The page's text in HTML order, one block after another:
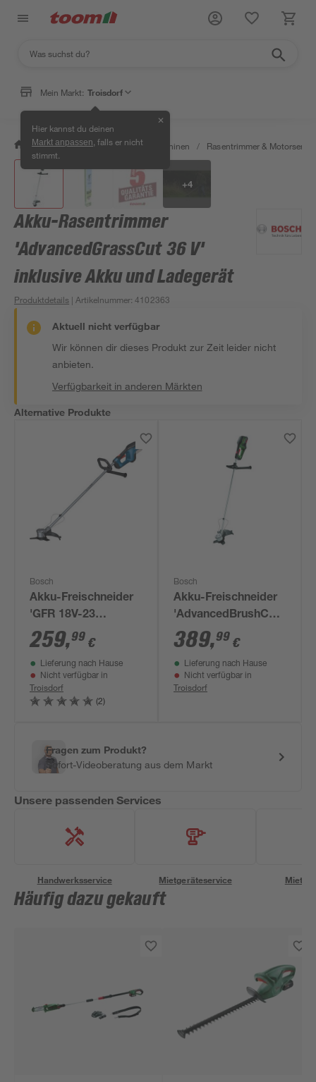
Mein Markt: Troisdorf
Hier kannst du deinen
Markt anpassen , falls er nicht
stimmt.
✕
/ Garten & Freizeit / Gartenmaschinen / Rasentrimmer &
+4
Akku-Rasentrimmer
'AdvancedGrassCut 36 V'
inklusive Akku und Ladegerät
Produktdetails | Artikelnummer:4102363
Aktuell nicht verfügbar
Wir können dir dieses Produkt zur Zeit leider nicht
anbieten.
Verfügbarkeit in anderen Märkten
Alternative Produkte
Bosch
Akku-Freischneider
'GFR 18V-23
Professional' 18 V
ohne Akku
259,99 €
Lieferung nach Hause
Nicht verfügbar in
Troisdorf
(2)
Bosch
Akku-Freischneider
'AdvancedBrushCut
36 V' inklusive Akku
und Ladegerät
389,99 €
Lieferung nach Hause
Nicht verfügbar in
Troisdorf
Fragen zum Produkt?
Sofort-Videoberatung aus dem Markt
Unsere passenden Services
Handwerksservice Mietgeräteservice
Häufig dazu gekauft